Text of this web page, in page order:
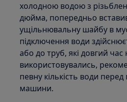
холодною водою з
дюйма, попередньо
ущільнювальну шайбу в
підключення води
або до труб, які довгий час
використовувались,
певну кількість води
машини.